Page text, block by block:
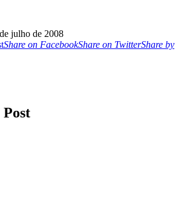
julho de 2008
Share on FacebookShare on TwitterShare by
Post